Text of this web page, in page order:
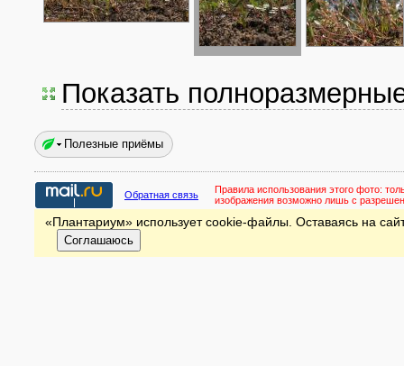
Показать
Полезные приёмы
Обратная связь Правила использования этого фото:
изображения возможно лишь с
«Плантариум» использует cookie-файлы. Оставаясь на
Соглашаюсь